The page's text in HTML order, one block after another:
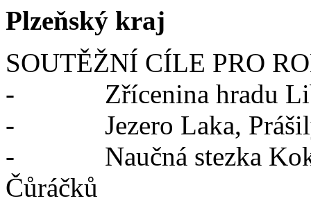
Plzeňský kraj
SOUTĚŽNÍ CÍLE PRO
- Zřícenina hradu
- Jezero Laka,
- Naučná stezka
Čůráčků